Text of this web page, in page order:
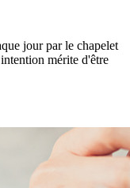
jour par le chapelet
mérite d'être